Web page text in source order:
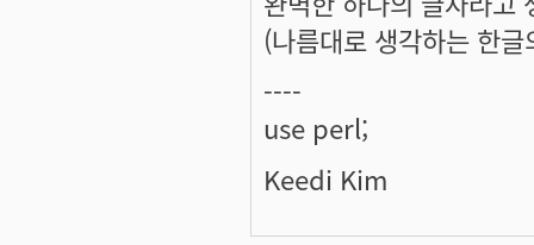
(나름대로 생각하는 한
----
use perl;
Keedi Kim